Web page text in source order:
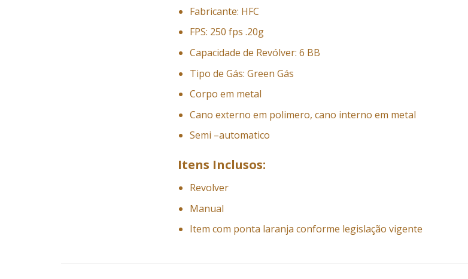
Fabricante: HFC
FPS: 250 fps .20g
Capacidade de Revólver: 6 BB
Tipo de Gás: Green Gás
Corpo em metal
Cano externo em polimero, cano interno em metal
Semi –automatico
Itens Inclusos:
Revolver
Manual
Item com ponta laranja conforme legislação vigente